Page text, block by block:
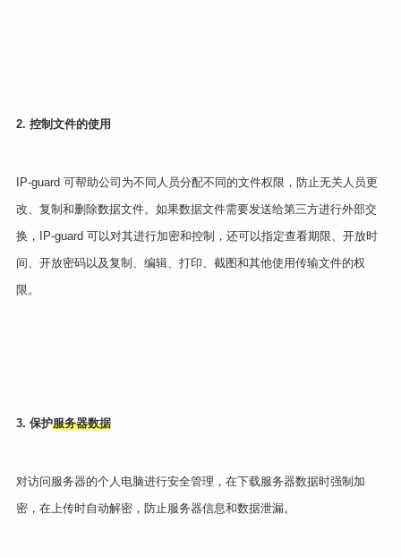
2. 控制文件的使用
IP-guard 可帮助公司为不同人员分配不同的文件权限，防止无关人员更
改、复制和删除数据文件。如果数据文件需要发送给第三方进行外部交
换，IP-guard 可以对其进行加密和控制，还可以指定查看期限、开放时
间、开放密码以及复制、编辑、打印、截图和其他使用传输文件的权
限。
3. 保护服务器数据
对访问服务器的个人电脑进行安全管理，在下载服务器数据时强制加
密，在上传时自动解密，防止服务器信息和数据泄漏。